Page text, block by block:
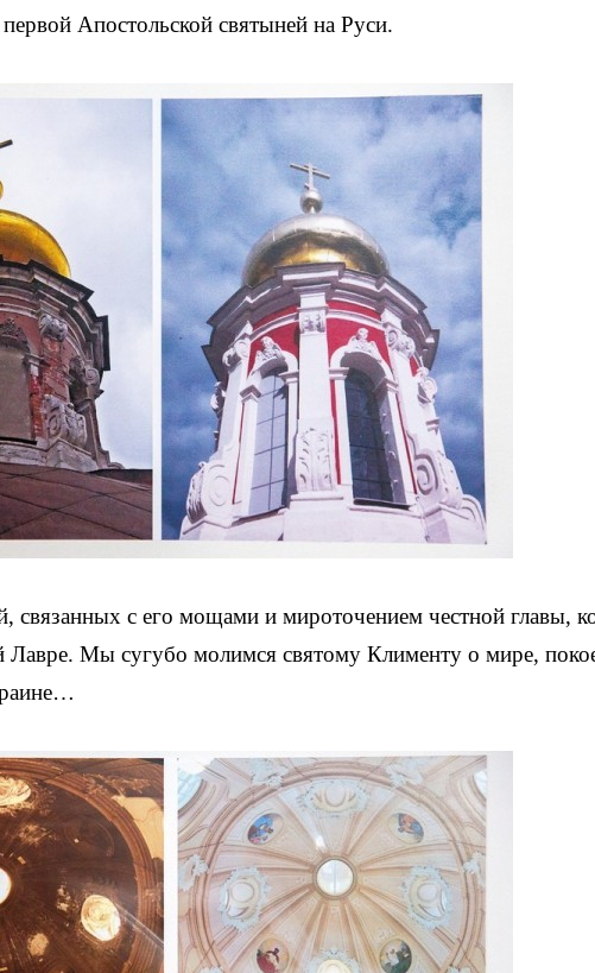
Апостольской святыней на Руси.
с его мощами и мироточением честной главы,
Лавре. Мы сугубо молимся святому Клименту о мире,